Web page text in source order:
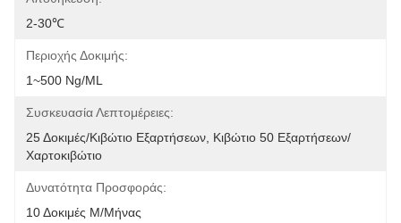
2-30℃
Περιοχής Δοκιμής:
1~500 Ng/mL
Συσκευασία Λεπτομέρειες:
25 Δοκιμές/κιβώτιο Εξαρτήσεων, Κιβώτιο 50 Εξαρτήσεων/
Χαρτοκιβώτιο
Δυνατότητα Προσφοράς:
10 Δοκιμές Μ/μήνας